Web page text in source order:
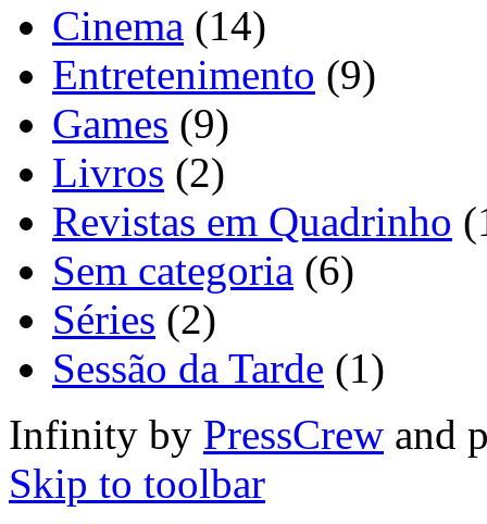
Cinema (14)
Entretenimento (9)
Games (9)
Livros (2)
Revistas em Quadrinho
Sem categoria (6)
Séries (2)
Sessão da Tarde (1)
Infinity by PressCrew and
Skip to toolbar